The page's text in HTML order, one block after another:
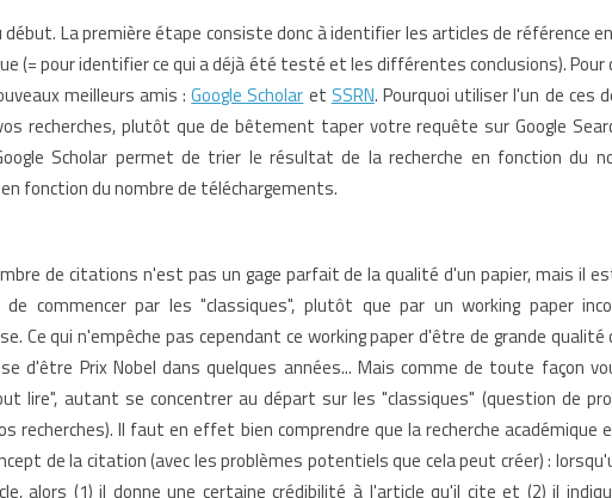
début. La première étape consiste donc à identifier les articles de référence
(= pour identifier ce qui a déjà été testé et les différentes conclusions). Pour
meilleurs amis :Google Scholar et SSRN. Pourquoi utiliser l'un de ces
recherches, plutôt que de bêtement taper votre requête sur Google
Scholar permet de trier le résultat de la recherche en fonction du
fonction du nombre de téléchargements.
de citations n'est pas un gage parfait de la qualité d'un papier, mais il
commencer par les "classiques", plutôt que par un working paper
Ce qui n'empêche pas cependant ce working paper d'être de grande qualité
d'être Prix Nobel dans quelques années... Mais comme de toute façon
lire", autant se concentrer au départ sur les "classiques" (question de
recherches).Il faut en effet bien comprendre que la recherche académique
de la citation (avec les problèmes potentiels que cela peut créer) :
alors (1) il donne une certaine crédibilité à l'article qu'il cite et (2) il